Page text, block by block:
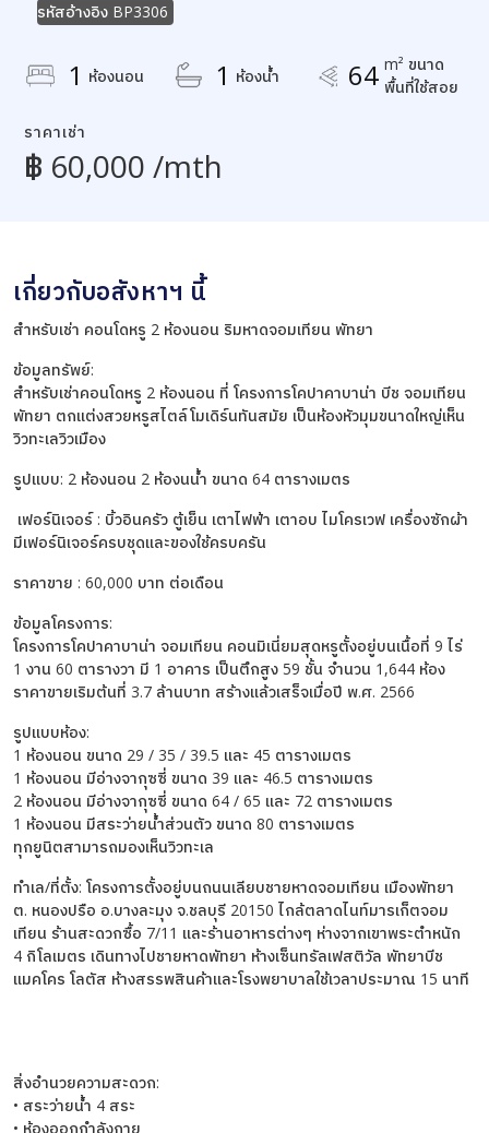
รหัสอ้างอิง BP3306
1 ห้องนอน 1 ห้องน้ำ 64 m² ขนาด
พื้นที่ใช้สอย
ราคาเช่า
฿ 60,000 /mth
เกี่ยวกับอสังหาฯ นี้
สำหรับเช่า คอนโดหรู 2 ห้องนอน ริมหาดจอมเทียน พัทยา
ข้อมูลทรัพย์:
สำหรับเช่าคอนโดหรู 2 ห้องนอน ที่ โครงการโคปาคาบาน่า บีช จอมเทียน
พัทยา ตกแต่งสวยหรูสไตล์โมเดิร์นทันสมัย เป็นห้องหัวมุมขนาดใหญ่เห็น
วิวทะเลวิวเมือง
รูปแบบ: 2 ห้องนอน 2 ห้องนน้ำ ขนาด 64 ตารางเมตร
เฟอร์นิเจอร์ : บิ้วอินครัว ตู้เย็น เตาไฟฟ้า เตาอบ ไมโครเวฟ เครื่องซักผ้า
มีเฟอร์นิเจอร์ครบชุดและของใช้ครบครัน
ราคาขาย : 60,000 บาท ต่อเดือน
ข้อมูลโครงการ:
โครงการโคปาคาบาน่า จอมเทียน คอนมิเนี่ยมสุดหรูตั้งอยู่บนเนื้อที่ 9 ไร่
1 งาน 60 ตารางวา มี 1 อาคาร เป็นตึกสูง 59 ชั้น จำนวน 1,644 ห้อง
ราคาขายเริมต้นที่ 3.7 ล้านบาท สร้างแล้วเสร็จเมื่อปี พ.ศ. 2566
รูปแบบห้อง:
1 ห้องนอน ขนาด 29 / 35 / 39.5 และ 45 ตารางเมตร
1 ห้องนอน มีอ่างจากุซซี่ ขนาด 39 และ 46.5 ตารางเมตร
2 ห้องนอน มีอ่างจากุซซี่ ขนาด 64 / 65 และ 72 ตารางเมตร
1 ห้องนอน มีสระว่ายน้ำส่วนตัว ขนาด 80 ตารางเมตร
ทุกยูนิตสามารถมองเห็นวิวทะเล
ทำเล/ที่ตั้ง: โครงการตั้งอยู่บนถนนเลียบชายหาดจอมเทียน เมืองพัทยา
ต. หนองปรือ อ.บางละมุง จ.ชลบุรี 20150 ไกล้ตลาดไนท์มารเก็ตจอม
เทียน ร้านสะดวกซื้อ 7/11 และร้านอาหารต่างๆ ห่างจากเขาพระตำหนัก
4 กิโลเมตร เดินทางไปชายหาดพัทยา ห้างเซ็นทรัลเฟสติวัล พัทยาบีช
แมคโคร โลตัส ห้างสรรพสินค้าและโรงพยาบาลใช้เวลาประมาณ 15 นาที
สิ่งอำนวยความสะดวก:
• สระว่ายน้ำ 4 สระ
• ห้องออกกำลังกาย